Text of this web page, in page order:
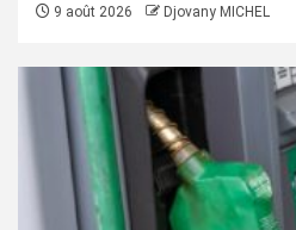
9 août 2026 Djovany MICHEL